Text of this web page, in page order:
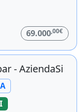
69.000,00€
- AziendaSi